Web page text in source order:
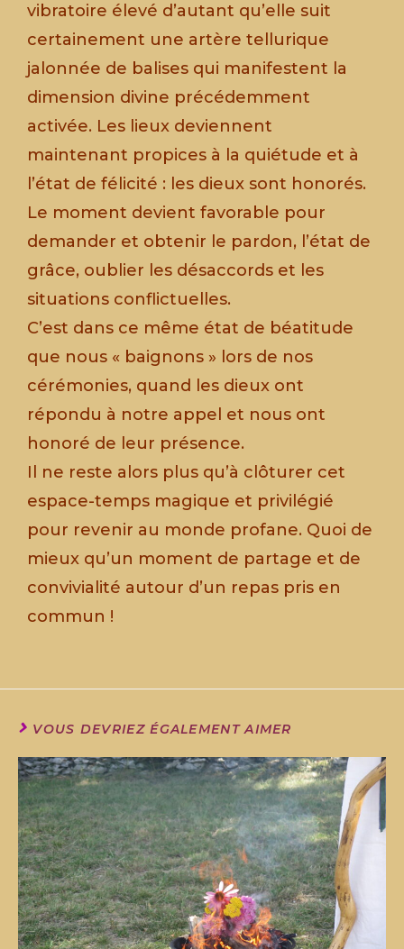
vibratoire élevé d’autant qu’elle suit
certainement une artère tellurique
jalonnée de balises qui manifestent la
dimension divine précédemment
activée. Les lieux deviennent
maintenant propices à la quiétude et à
l’état de félicité : les dieux sont honorés.
Le moment devient favorable pour
demander et obtenir le pardon, l’état de
grâce, oublier les désaccords et les
situations conflictuelles.
C’est dans ce même état de béatitude
que nous « baignons » lors de nos
cérémonies, quand les dieux ont
répondu à notre appel et nous ont
honoré de leur présence.
Il ne reste alors plus qu’à clôturer cet
espace-temps magique et privilégié
pour revenir au monde profane. Quoi de
mieux qu’un moment de partage et de
convivialité autour d’un repas pris en
commun !
VOUS DEVRIEZ ÉGALEMENT AIMER